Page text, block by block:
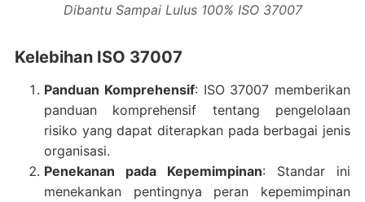
Dibantu Sampai Lulus 100% ISO 37007
Kelebihan ISO 37007
Panduan Komprehensif: ISO 37007 memberikan
panduan komprehensif tentang pengelolaan
risiko yang dapat diterapkan pada berbagai jenis
organisasi.
Penekanan pada Kepemimpinan: Standar ini
menekankan pentingnya peran kepemimpinan